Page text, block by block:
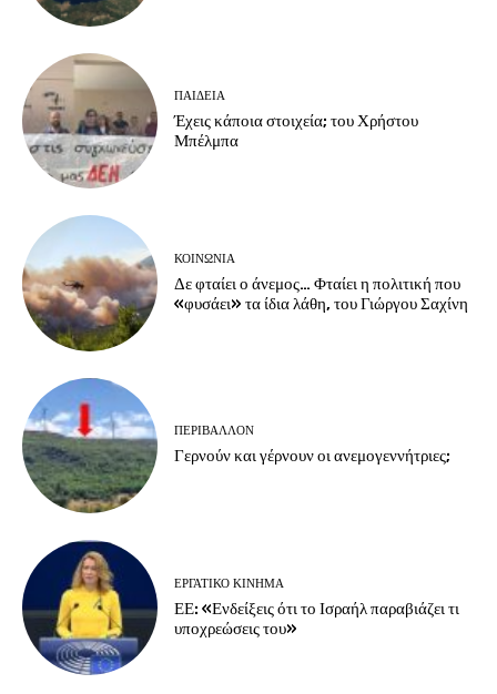
ΠΑΙΔΕΙΑ
Έχεις κάποια στοιχεία; του Χρήστου
Μπέλμπα
ΚΟΙΝΩΝΙΑ
Δε φταίει ο άνεμος… Φταίει η πολιτική που
«φυσάει» τα ίδια λάθη, του Γιώργου Σαχίνη
ΠΕΡΙΒΆΛΛΟΝ
Γερνούν και γέρνουν οι ανεμογεννήτριες;
ΕΡΓΑΤΙΚΟ ΚΙΝΗΜΑ
ΕΕ: «Ενδείξεις ότι το Ισραήλ παραβιάζει τι
υποχρεώσεις του»